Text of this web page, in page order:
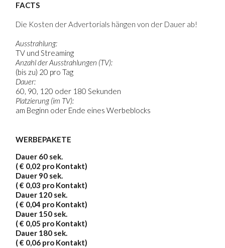
FACTS
Die Kosten der Advertorials hängen von der Dauer ab!
Ausstrahlung:
TV und Streaming
Anzahl der Ausstrahlungen (TV):
(bis zu) 20 pro Tag
Dauer:
60, 90, 120 oder 180 Sekunden
Platzierung (im TV):
am Beginn oder Ende eines Werbeblocks
WERBEPAKETE
Dauer 60 sek.
( € 0,02 pro Kontakt)
Dauer 90 sek.
( € 0,03 pro Kontakt)
Dauer 120 sek.
( € 0,04 pro Kontakt)
Dauer 150 sek.
( € 0,05 pro Kontakt)
Dauer 180 sek.
( € 0,06 pro Kontakt)